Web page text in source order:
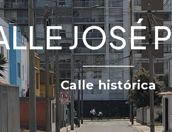
JOSÉ
Calle histórica